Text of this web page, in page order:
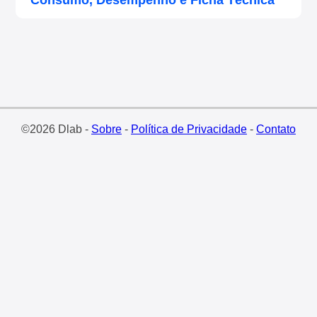
©2026 Dlab - Sobre- Política de Privacidade- Contato